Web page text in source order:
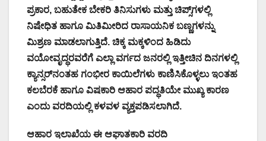
ಪ್ರಕಾರ, ಬಹುತೇಕ ಬೇಕರಿ ತಿನಿಸುಗಳು ಮತ್ತು ಚಿಪ್ಸ್‌ಗಳಲ್ಲಿ
ನಿಷೇಧಿತ ಹಾಗೂ ಮಿತಿಮೀರಿದ ರಾಸಾಯನಿಕ ಬಣ್ಣಗಳನ್ನು
ಮಿಶ್ರಣ ಮಾಡಲಾಗುತ್ತಿದೆ. ಚಿಕ್ಕ ಮಕ್ಕಳಿಂದ ಹಿಡಿದು
ವಯೋವೃದ್ಧರವರೆಗೆ ಎಲ್ಲಾ ವರ್ಗದ ಜನರಲ್ಲಿ ಇತ್ತೀಚಿನ ದಿನಗಳಲ್ಲಿ
ಕ್ಯಾನ್ಸರ್‌ನಂತಹ ಗಂಭೀರ ಕಾಯಿಲೆಗಳು ಕಾಣಿಸಿಕೊಳ್ಳಲು ಇಂತಹ
ಕಲಬೆರಕೆ ಹಾಗೂ ವಿಷಕಾರಿ ಆಹಾರ ಪದ್ಧತಿಯೇ ಮುಖ್ಯ ಕಾರಣ
ಎಂದು ವರದಿಯಲ್ಲಿ ಕಳವಳ ವ್ಯಕ್ತಪಡಿಸಲಾಗಿದೆ.
ಆಹಾರ ಇಲಾಖೆಯ ಈ ಆಘಾತಕಾರಿ ವರದಿ